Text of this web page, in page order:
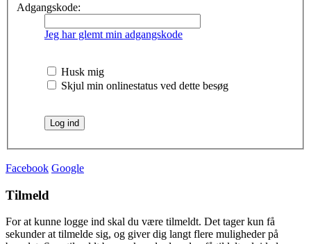
Adgangskode:
Jeg har glemt min adgangskode
Husk mig
Skjul min onlinestatus ved dette besøg
Facebook Google
Tilmeld
For at kunne logge ind skal du være tilmeldt. Det tager kun få
sekunder at tilmelde sig, og giver dig langt flere muligheder på